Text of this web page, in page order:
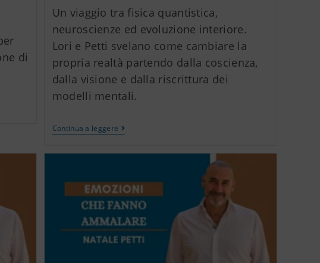
di
Un viaggio tra fisica quantistica,
neuroscienze ed evoluzione interiore.
Lori e Petti svelano come cambiare la
propria realtà partendo dalla coscienza,
dalla visione e dalla riscrittura dei
modelli mentali.
Continua a leggere